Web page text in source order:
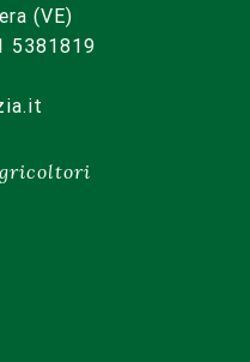
(VE)
5381819